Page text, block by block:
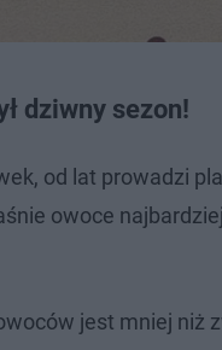
dziwny sezon!
od lat prowadzi
owoce
jest mniej niż